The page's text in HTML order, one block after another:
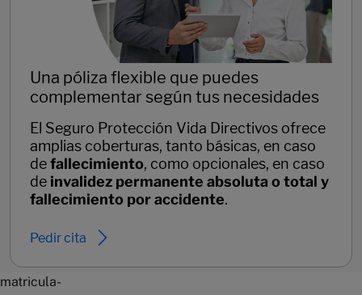
Una póliza flexible que puedes
complementar según tus necesidades
El Seguro Protección Vida Directivos ofrece
amplias coberturas, tanto básicas, en caso
defallecimiento, como opcionales, en caso
de invalidez permanente absoluta o total y
fallecimiento por accidente.
Pedir cita
matricula-